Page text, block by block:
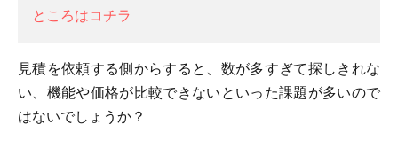
ところはコチラ
見積を依頼する側からすると、数が多すぎて探しきれな
い、機能や価格が比較できないといった課題が多いので
はないでしょうか？